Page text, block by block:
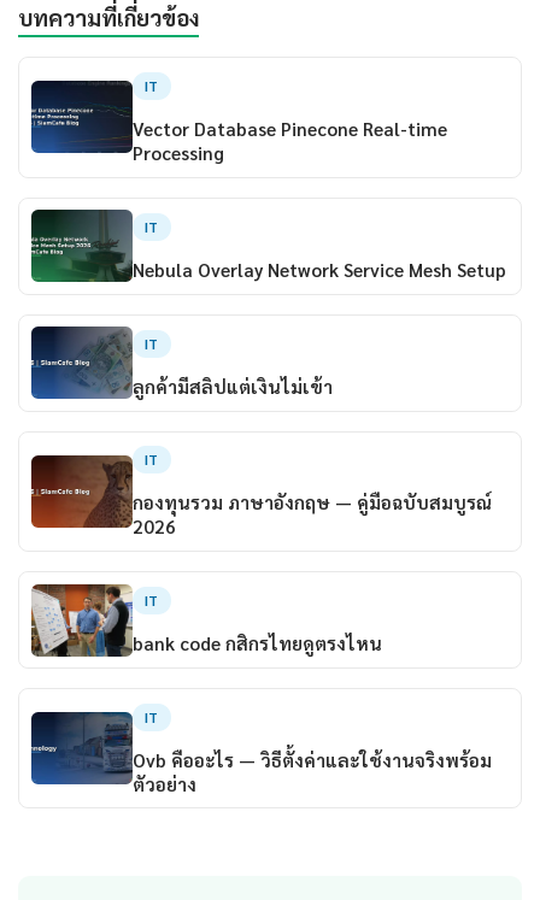
บทความที่เกี่ยวข้อง
IT
Vector Database Pinecone Real-time
Processing
IT
Nebula Overlay Network Service Mesh Setup
IT
ลูกค้ามีสลิปแต่เงินไม่เข้า
IT
กองทุนรวม ภาษาอังกฤษ — คู่มือฉบับสมบูรณ์
2026
IT
bank code กสิกรไทยดูตรงไหน
IT
Ovb คืออะไร — วิธีตั้งค่าและใช้งานจริงพร้อม
ตัวอย่าง